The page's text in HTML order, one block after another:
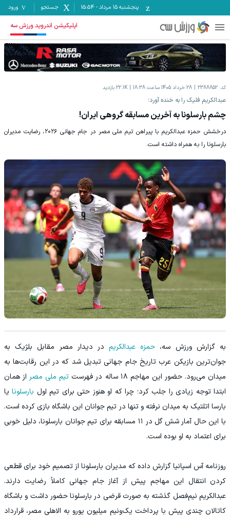
پنجشنبه ۱۵ مرداد -
15:54 جستجو ورود
اپلیکیشن اندروید ورزش سه
کد: 2388852 28 خرداد 1405 ساعت 18:38 22.1K بازدید
عبدالکریم فلیک را به خنده آورد؛
چشم بارسلونا به آخرین مسابقه گروهی ایران!
درخشش حمزه عبدالکریم با پیراهن تیم ملی مصر در جام جهانی ۲۰۲۶، رضایت مدیران
بارسلونا را به همراه داشته است.
به گزارش ورزش سه، حمزه عبدالکریمدر دیدار مصر مقابل بلژیک به
جوان‌ترین بازیکن عرب تاریخ جام جهانی تبدیل شد که در این رقابت‌ها به
میدان می‌رود. حضور این مهاجم ۱۸ ساله در فهرست
تیم ملی مصر از همان
ابتدا توجه زیادی را جلب کرد؛ چرا که او هنوز حتی برای تیم اول بارسلونایا
بارسا اتلتیک به میدان نرفته و تنها در تیم جوانان این باشگاه بازی کرده است.
با این حال آمار شش گل در ۱۱ مسابقه برای تیم جوانان بارسلونا، دلیل خوبی
برای اعتماد به او بوده است.
روزنامه آس اسپانیا گزارش داده که مدیران بارسلونا از تصمیم خود برای قطعی
کردن انتقال این مهاجم پیش از آغاز جام جهانی کاملاً رضایت دارند.
عبدالکریم نیم‌فصل گذشته به صورت قرضی در بارسلونا حضور داشت و باشگاه
کاتالان چندی پیش با پرداخت یک‌ونیم میلیون یورو به الاهلی مصر، قرارداد